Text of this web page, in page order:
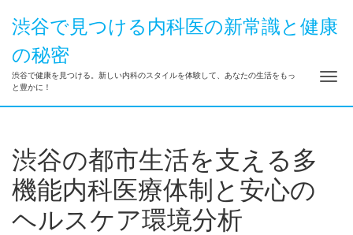
渋谷で見つける内科医の新常識と健康
の秘密
渋谷で健康を見つける。新しい内科のスタイルを体験して、あなたの生活をもっ
と豊かに！
ナ
渋谷の都市生活を支える多
機能内科医療体制と安心の
ヘルスケア環境分析